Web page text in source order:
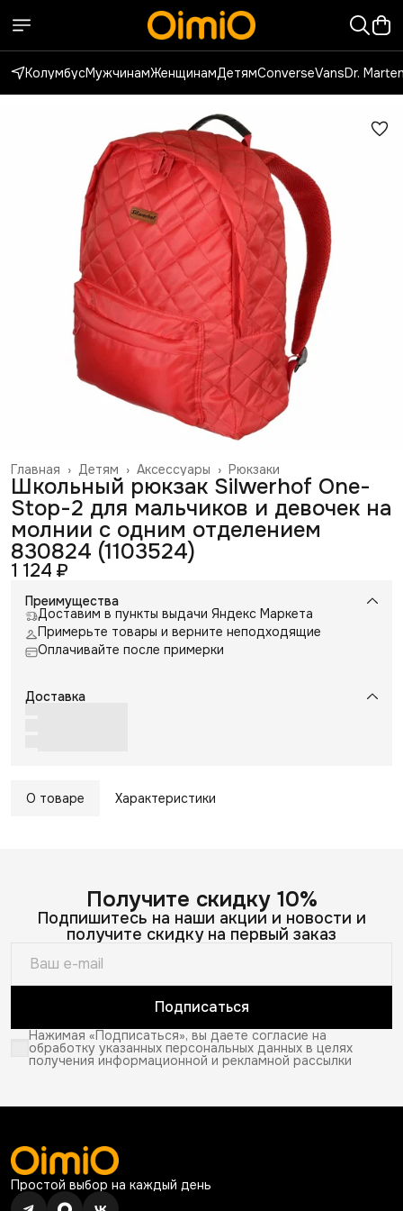
КолумбусМужчинамЖенщинамДетямConverseVansDr.
Рюкзаки
Аксессуары ›
Детям ›
Главная ›
Школьный рюкзак Silwerhof One-
Stop-2 для мальчиков и девочек на
молнии с одним отделением
830824 (1103524)
1 124 ₽
Преимущества
Доставим в пункты выдачи Яндекс Маркета
Примерьте товары и верните неподходящие
Оплачивайте после примерки
Доставка
О товаре Характеристики
Получите скидку 10%
Подпишитесь на наши акции и новости и
получите скидку на первый заказ
Подписаться
Нажимая «Подписаться», вы даете согласие на
обработку указанных персональных данных в целях
получения информационной и рекламной рассылки
Простой выбор на каждый день